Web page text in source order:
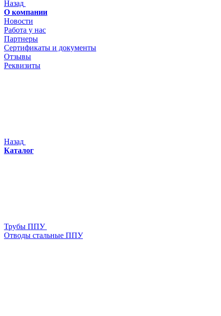
Назад
О компании
Новости
Работа у нас
Партнеры
Сертификаты и документы
Отзывы
Реквизиты
Назад
Каталог
Трубы ППУ
Отводы стальные ППУ